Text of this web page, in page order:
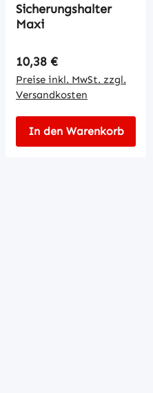
Sicherungshalter
Maxi
Regulärer Preis:
10,38 €
Preise inkl. MwSt. zzgl.
Versandkosten
In den Warenkorb